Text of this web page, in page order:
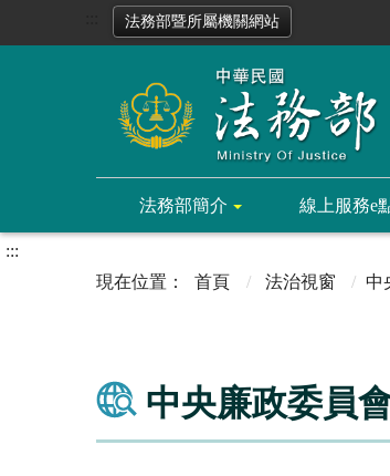
法務部暨所屬機關網站
法務部簡介 線上服務e
:::
首頁
法治視窗 中
中央廉政委員